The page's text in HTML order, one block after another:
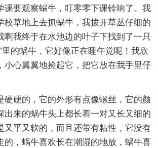
课要观察蜗牛，叮零零下课铃响了。我
校草地上去抓蜗牛，我拔开草丛仔细的
啊我终于在水池边的叶子下找到了一只
里的蜗牛，它好像正在睡午觉呢！我欣
小心翼翼地捡起它，把它放在我手里仔
硬硬的，它的外形有点像螺丝，它的颜
出来的蜗牛头上都长着一对又长又细的
又平又软的，而且还带有粘性，它没有
的，蜗牛喜欢长在潮湿的地放，蜗牛喜